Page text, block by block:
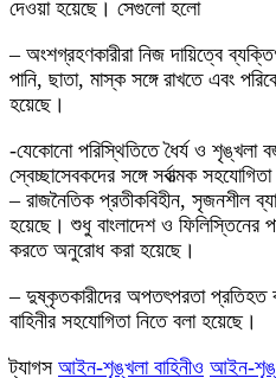
দেওয়া হয়েছে। সেগুলো হলো
– অংশগ্রহণকারীরা নিজ দায়িত্বে
পানি, ছাতা, মাস্ক সঙ্গে রাখতে এবং
হয়েছে।
-যেকোনো পরিস্থিতিতে ধৈর্য ও শৃঙ্খলা
স্বেচ্ছাসেবকদের সঙ্গে সর্বাত্মক
– রাজনৈতিক প্রতীকবিহীন, সৃজনশীল
হয়েছে। শুধু বাংলাদেশ ও ফিলিস্তিনের
করতে অনুরোধ করা হয়েছে।
– দুষ্কৃতকারীদের অপতৎপরতা
বাহিনীর সহযোগিতা নিতে বলা হয়েছে।
ট্যাগস আইন-শৃঙ্খলা বাহিনীও আইন-